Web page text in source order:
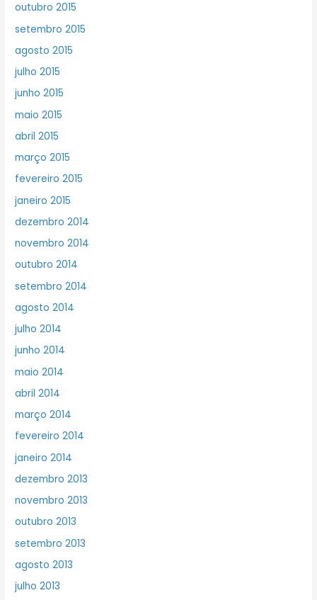
outubro 2015
setembro 2015
agosto 2015
julho 2015
junho 2015
maio 2015
abril 2015
março 2015
fevereiro 2015
janeiro 2015
dezembro 2014
novembro 2014
outubro 2014
setembro 2014
agosto 2014
julho 2014
junho 2014
maio 2014
abril 2014
março 2014
fevereiro 2014
janeiro 2014
dezembro 2013
novembro 2013
outubro 2013
setembro 2013
agosto 2013
julho 2013